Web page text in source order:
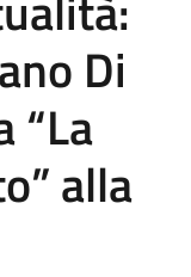
Di
“La
alla